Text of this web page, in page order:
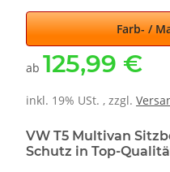
Farb- /
ab 125,99 €
inkl. 19% USt. , zzgl.
VW T5 Multivan
Schutz in Top-